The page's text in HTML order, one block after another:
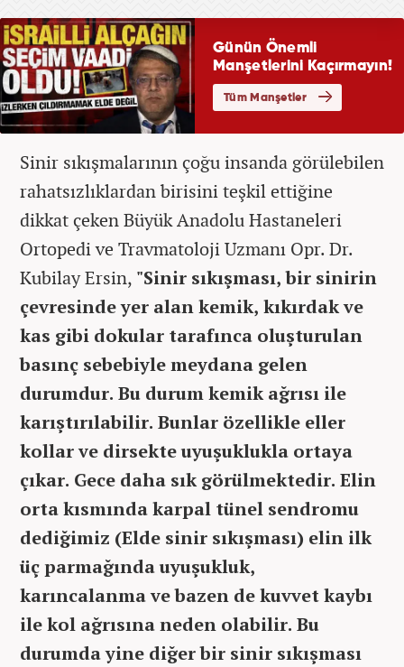
Sinir sıkışmalarının çoğu insanda görülebilen
rahatsızlıklardan birisini teşkil ettiğine
dikkat çeken Büyük Anadolu Hastaneleri
Ortopedi ve Travmatoloji Uzmanı Opr. Dr.
Kubilay Ersin, "Sinir sıkışması, bir sinirin
çevresinde yer alan kemik, kıkırdak ve
kas gibi dokular tarafınca oluşturulan
basınç sebebiyle meydana gelen
durumdur. Bu durum kemik ağrısı ile
karıştırılabilir. Bunlar özellikle eller
kollar ve dirsekte uyuşuklukla ortaya
çıkar. Gece daha sık görülmektedir. Elin
orta kısmında karpal tünel sendromu
dediğimiz (Elde sinir sıkışması) elin ilk
üç parmağında uyuşukluk,
karıncalanma ve bazen de kuvvet kaybı
ile kol ağrısına neden olabilir. Bu
durumda yine diğer bir sinir sıkışması